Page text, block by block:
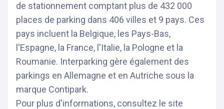
de stationnement comptant plus de 432 000
places de parking dans 406 villes et 9 pays. Ces
pays incluent la Belgique, les Pays-Bas,
l'Espagne, la France, l'Italie, la Pologne et la
Roumanie. Interparking gère également des
parkings en Allemagne et en Autriche sous la
marque Contipark.
Pour plus d'informations, consultez le site